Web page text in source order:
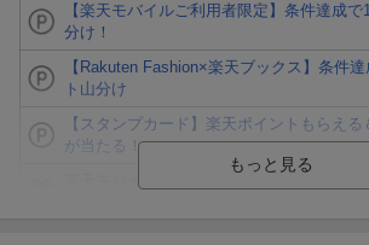
【楽天モバイルご利用者限定】条件達成
分け！
【Rakuten Fashion×楽天ブックス】条件
ト山分け
【スタンプカード】楽天ポイントもらえ
が当たる！